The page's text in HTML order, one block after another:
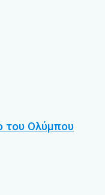
του Ολύμπου